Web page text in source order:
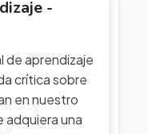
-
de aprendizaje
crítica sobre
en nuestro
adquiera una